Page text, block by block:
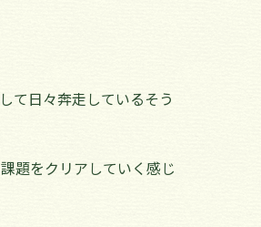
て日々奔走しているそう
題をクリアしていく感じ